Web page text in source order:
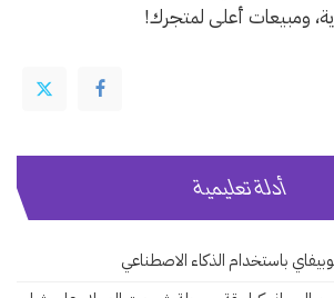
ومبيعات أعلى لمتجرك!
أدلة تعليمية
باستخدام الذكاء الاصطناعي